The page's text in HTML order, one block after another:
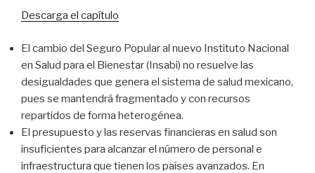
Descarga el capítulo
El cambio del Seguro Popular al nuevo Instituto Nacional
en Salud para el Bienestar (Insabi) no resuelve las
desigualdades que genera el sistema de salud mexicano,
pues se mantendrá fragmentado y con recursos
repartidos de forma heterogénea.
El presupuesto y las reservas financieras en salud son
insuficientes para alcanzar el número de personal e
infraestructura que tienen los países avanzados. En